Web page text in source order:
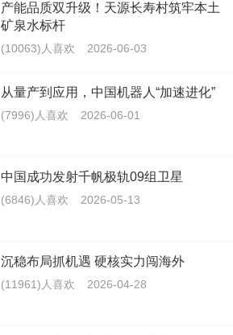
产能品质双升级！天源长寿村筑牢本土
矿泉水标杆
(10063)人喜欢 2026-06-03
从量产到应用，中国机器人“加速进化”
(7996)人喜欢 2026-06-01
中国成功发射千帆极轨09组卫星
(6846)人喜欢 2026-05-13
沉稳布局抓机遇 硬核实力闯海外
(11961)人喜欢 2026-04-28